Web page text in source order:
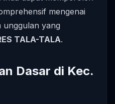
mengenai
unggulan yang
TALA-TALA.
Dasar di Kec.